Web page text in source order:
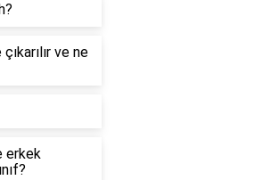
ve ne
erkek